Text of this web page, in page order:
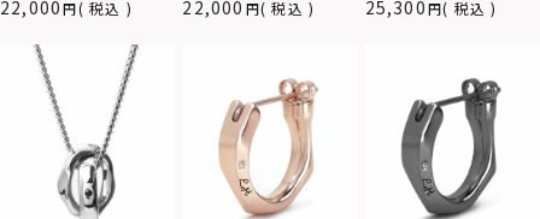
22,000 税込 22,000 税込
バー925
25,300 税込